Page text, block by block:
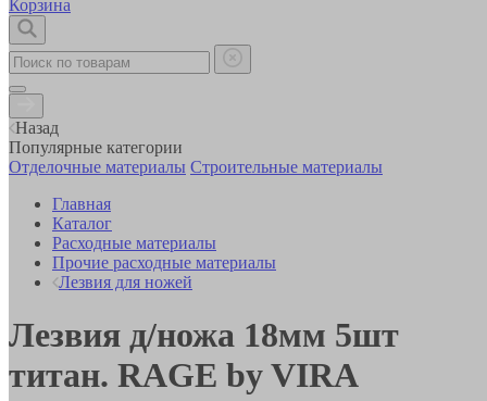
Корзина
Назад
Популярные категории
Отделочные материалы Строительные материалы
Главная
Каталог
Расходные материалы
Прочие расходные материалы
Лезвия для ножей
Лезвия д/ножа 18мм 5шт
титан. RAGE by VIRA